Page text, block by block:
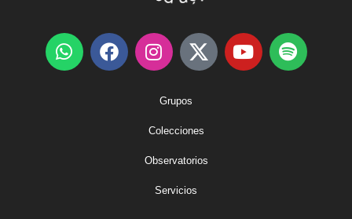
Grupos
Colecciones
Observatorios
Servicios